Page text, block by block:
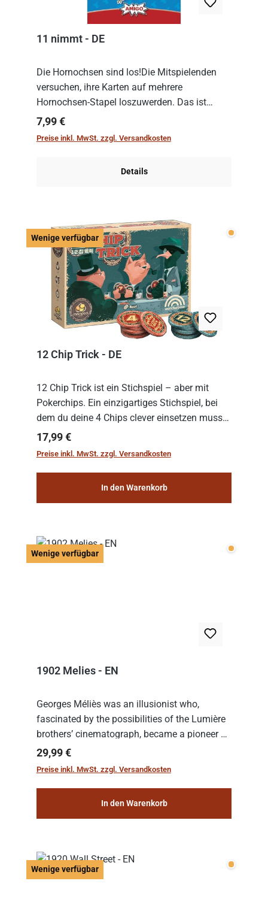
11 nimmt - DE
Die Hornochsen sind los!Die Mitspielenden
versuchen, ihre Karten auf mehrere
Hornochsen-Stapel loszuwerden. Das ist
kniffliger als gedacht, denn die Differenz
zwischen ausgespielter Karte und der
Regulärer Preis:
7,99 €
Preise inkl. MwSt. zzgl. Versandkosten
Details
Wenige verfügbar Wenige
12 Chip Trick - DE
12 Chip Trick ist ein Stichspiel – aber mit
Pokerchips. Ein einzigartiges Stichspiel, bei
dem du deine 4 Chips clever einsetzen musst.
Wer die Chips mit dem höchsten Gesamtwert
hat, gewinnt die Runde. Aber Vorsicht: D...
Regulärer Preis:
17,99 €
Preise inkl. MwSt. zzgl. Versandkosten
In den Warenkorb
Wenige verfügbar Wenige
1902 Melies - EN
Georges Méliès was an illusionist who,
fascinated by the possibilities of the Lumière
brothers’ cinematograph, became a pioneer of
cinema. In 1902, he filmed his most famous
work: “Le Voyage dans la Lune” (“A Trip to...
Regulärer Preis:
29,99 €
Preise inkl. MwSt. zzgl. Versandkosten
In den Warenkorb
Wenige verfügbar Wenige